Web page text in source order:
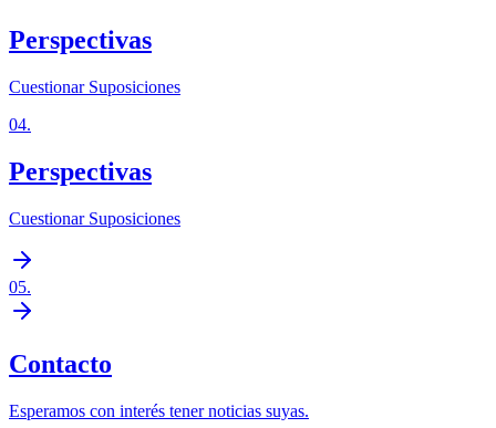
Perspectivas
Cuestionar Suposiciones
04.
Perspectivas
Cuestionar Suposiciones
05.
Contacto
Esperamos con interés tener noticias suyas.